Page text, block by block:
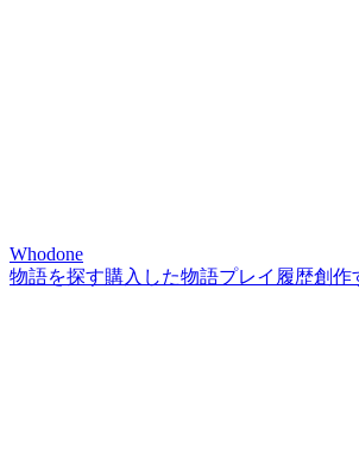
Whodone
物語を探す購入した物語プレイ履歴創作